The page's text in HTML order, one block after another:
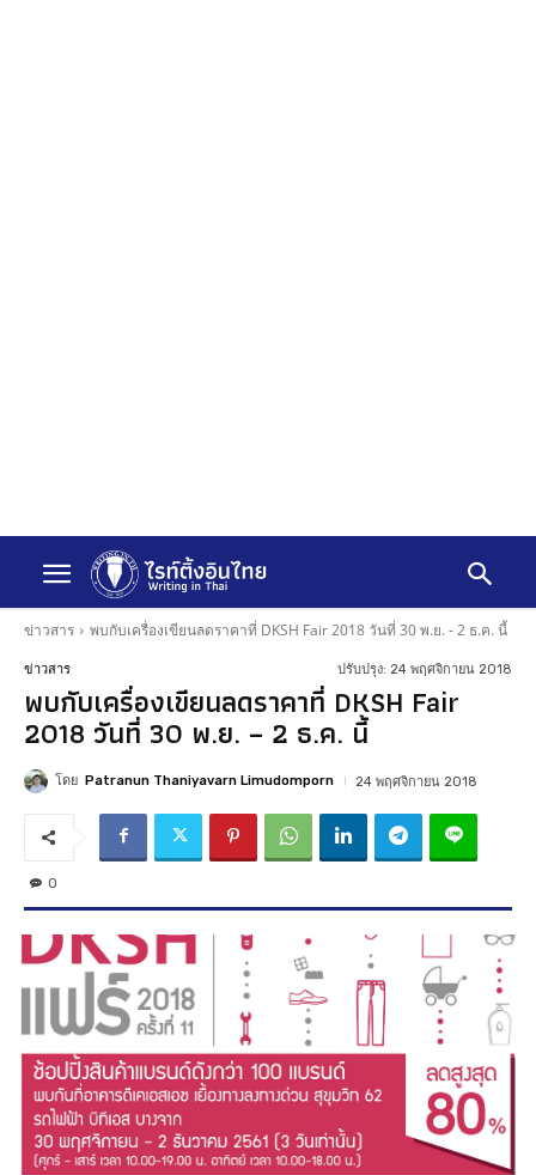
ข่าวสาร พบกับเครื่องเขียนลดราคาที่ DKSH Fair 2018 วันที่ 30 พ.ย. - 2 ธ.ค. นี้
ข่าวสาร ปรับปรุง: 24 พฤศจิกายน 2018
พบกับเครื่องเขียนลดราคาที่ DKSH Fair
2018 วันที่ 30 พ.ย. – 2 ธ.ค. นี้
โดย Patranun Thaniyavarn Limudomporn 24 พฤศจิกายน 2018
0